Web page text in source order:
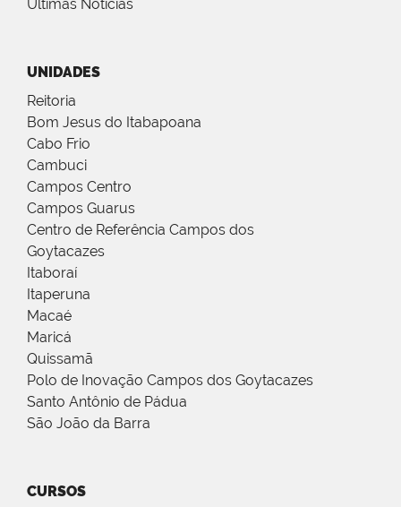
Últimas Notícias
UNIDADES
Reitoria
Bom Jesus do Itabapoana
Cabo Frio
Cambuci
Campos Centro
Campos Guarus
Centro de Referência Campos dos
Goytacazes
Itaboraí
Itaperuna
Macaé
Maricá
Quissamã
Polo de Inovação Campos dos Goytacazes
Santo Antônio de Pádua
São João da Barra
CURSOS